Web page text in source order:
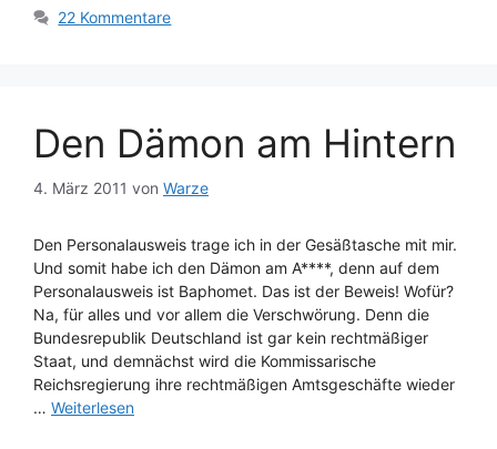
22 Kommentare
Den Dämon am Hintern
4. März 2011 von Warze
Den Personalausweis trage ich in der Gesäßtasche mit mir.
Und somit habe ich den Dämon am A****, denn auf dem
Personalausweis ist Baphomet. Das ist der Beweis! Wofür?
Na, für alles und vor allem die Verschwörung. Denn die
Bundesrepublik Deutschland ist gar kein rechtmäßiger
Staat, und demnächst wird die Kommissarische
Reichsregierung ihre rechtmäßigen Amtsgeschäfte wieder
… Weiterlesen